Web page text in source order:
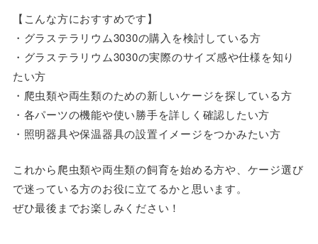
【こんな方におすすめです】
・グラステラリウム3030の購入を検討している方
・グラステラリウム3030の実際のサイズ感や仕様を知り
たい方
・爬虫類や両生類のための新しいケージを探している方
・各パーツの機能や使い勝手を詳しく確認したい方
・照明器具や保温器具の設置イメージをつかみたい方
これから爬虫類や両生類の飼育を始める方や、ケージ選び
で迷っている方のお役に立てるかと思います。
ぜひ最後までお楽しみください！